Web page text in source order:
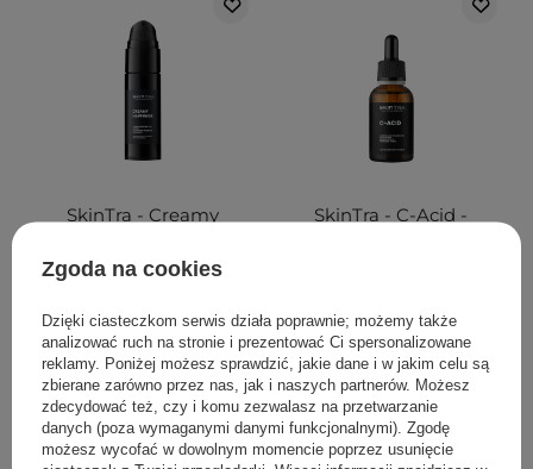
SkinTra - Creamy
Retinalem 0,1% w
101
84,00 zł
DODAJ DO KOSZYKA
SkinTra - C-Acid -
91
53,00 zł
DODAJ DO KOSZYKA
Zgoda na cookies
Dzięki ciasteczkom serwis działa poprawnie; możemy także
analizować ruch na stronie i prezentować Ci spersonalizowane
reklamy. Poniżej możesz sprawdzić, jakie dane i w jakim celu są
zbierane zarówno przez nas, jak i naszych partnerów. Możesz
zdecydować też, czy i komu zezwalasz na przetwarzanie
danych (poza wymaganymi danymi funkcjonalnymi). Zgodę
możesz wycofać w dowolnym momencie poprzez usunięcie